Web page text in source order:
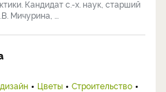
Кандидат с.-х. наук, старший
Мичурина, ...
Цветы
Строительство